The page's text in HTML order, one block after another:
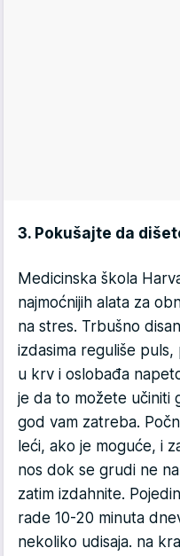
3. Pokušajte da
Medicinska škola
najmoćnijih alata za
na stres. Trbušno
izdasima reguliše
u krv i oslobađa
je da to možete učiniti
god vam zatreba.
leći, ako je moguće, i
nos dok se grudi ne
zatim izdahnite.
rade 10-20 minuta
nekoliko udisaja. na